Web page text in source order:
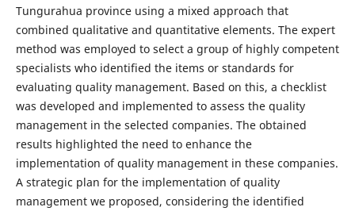
Tungurahua province using a mixed approach that
combined qualitative and quantitative elements. The expert
method was employed to select a group of highly competent
specialists who identified the items or standards for
evaluating quality management. Based on this, a checklist
was developed and implemented to assess the quality
management in the selected companies. The obtained
results highlighted the need to enhance the
implementation of quality management in these companies.
A strategic plan for the implementation of quality
management we proposed, considering the identified